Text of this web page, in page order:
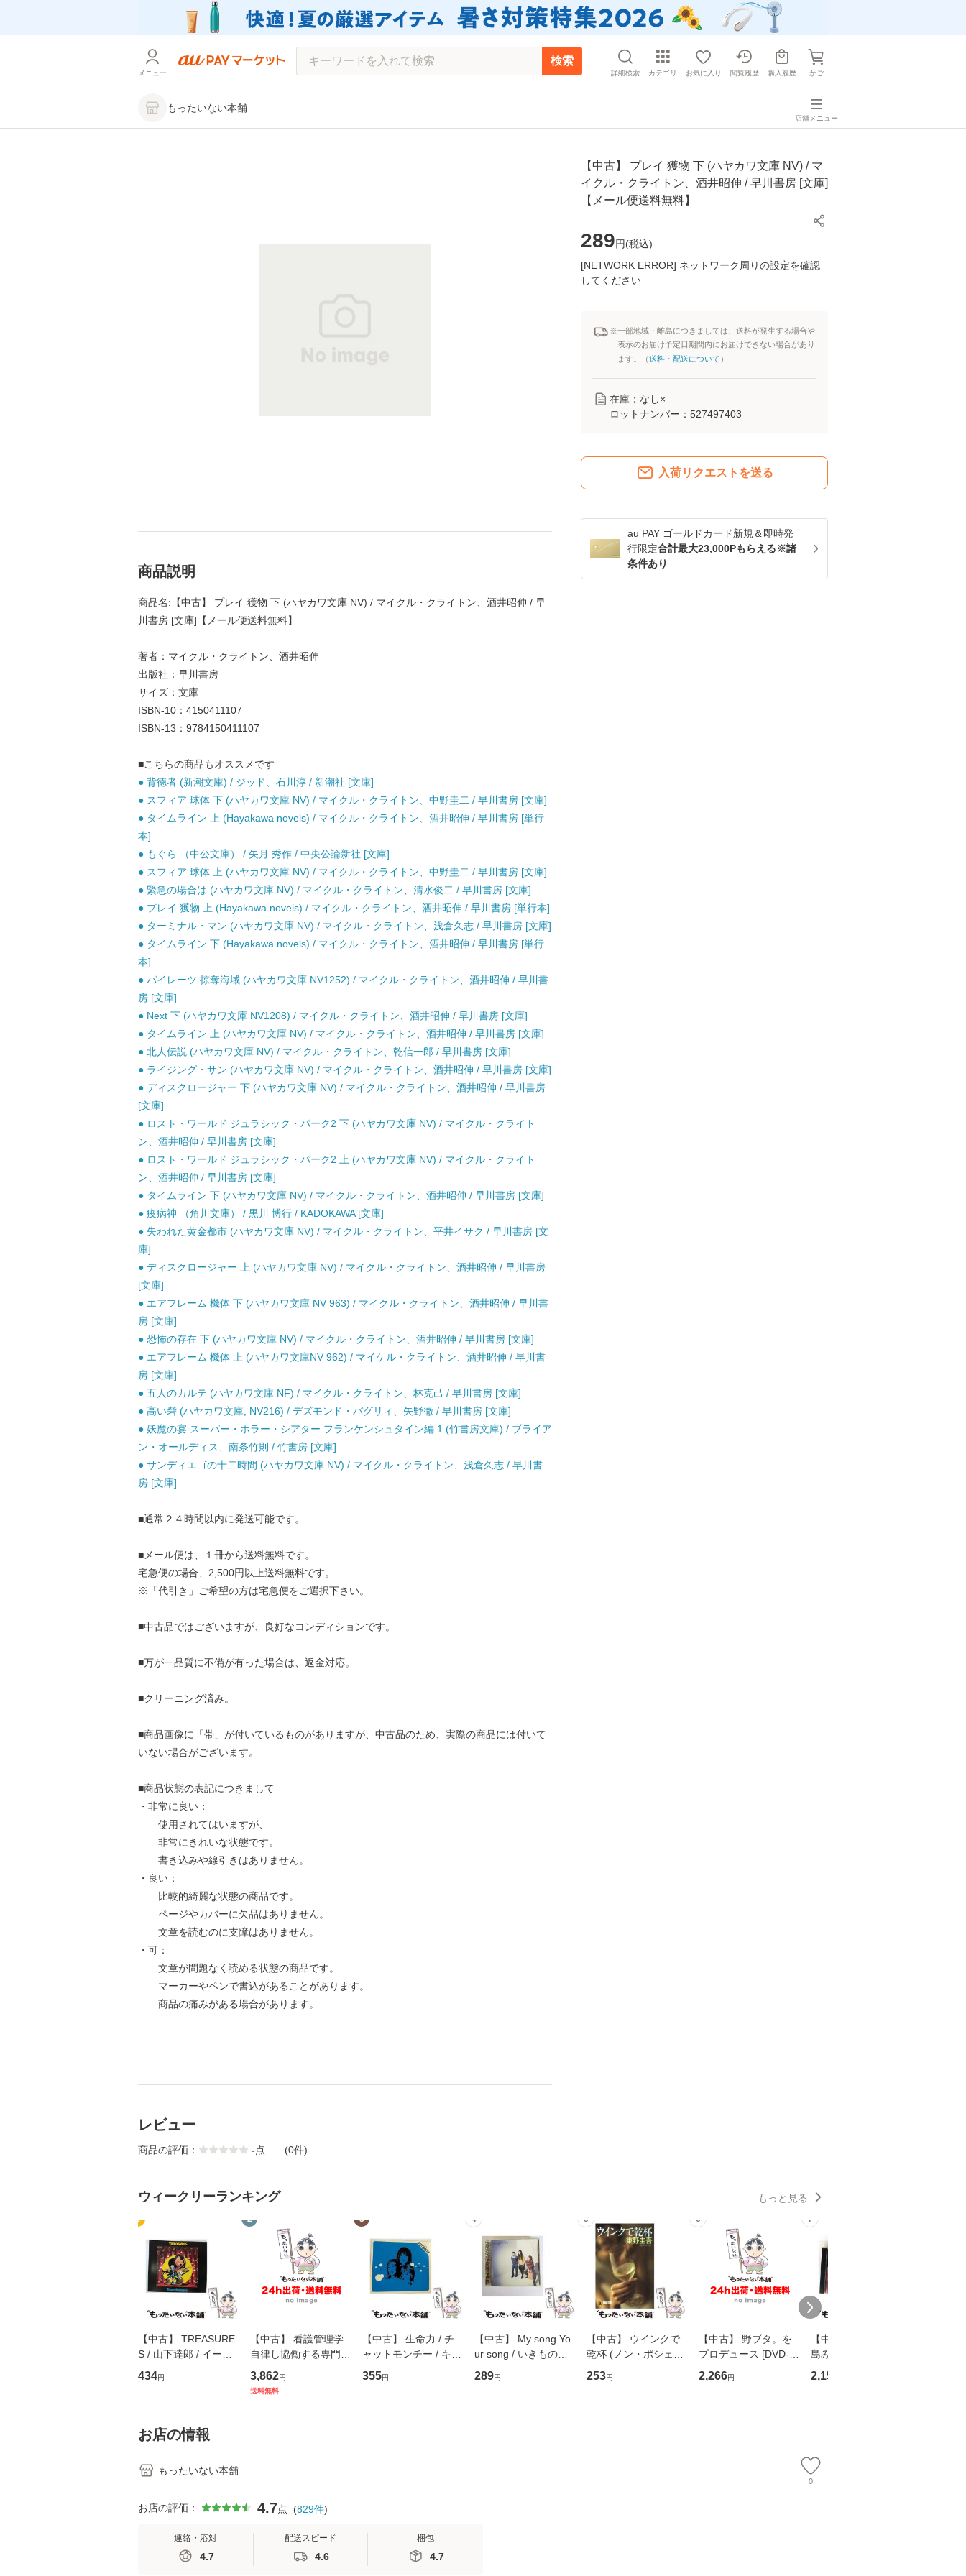
メニュー
検索
詳細検索 カテゴリ お気に入り 閲覧履歴 購入履歴 かご
もったいない本舗
店舗メニュー
【中古】 プレイ 獲物 下 (ハヤカワ文庫 NV) / マ
イクル・クライトン、酒井昭伸 / 早川書房 [文庫]
【メール便送料無料】
289円(税込)
[NETWORK ERROR] ネットワーク周りの設定を確認
してください
※一部地域・離島につきましては、送料が発生する場合や
表示のお届け予定日期間内にお届けできない場合があり
ます。（送料・配送について ）
在庫：なし×
ロットナンバー： 527497403
入荷リクエストを送る
au PAY ゴールドカード新規＆即時発
行限定合計最大23,000Pもらえる※諸
条件あり
商品説明
商品名:【中古】 プレイ 獲物 下 (ハヤカワ文庫 NV) / マイクル・クライトン、酒井昭伸 / 早
川書房 [文庫]【メール便送料無料】
著者：マイクル・クライトン、酒井昭伸
出版社：早川書房
サイズ：文庫
ISBN-10：4150411107
ISBN-13：9784150411107
■こちらの商品もオススメです
● 背徳者 (新潮文庫) / ジッド、石川淳 / 新潮社 [文庫]
● スフィア 球体 下 (ハヤカワ文庫 NV) / マイクル・クライトン、中野圭二 / 早川書房 [文庫]
● タイムライン 上 (Hayakawa novels) / マイクル・クライトン、酒井昭伸 / 早川書房 [単行
本]
● もぐら （中公文庫） / 矢月 秀作 / 中央公論新社 [文庫]
● スフィア 球体 上 (ハヤカワ文庫 NV) / マイクル・クライトン、中野圭二 / 早川書房 [文庫]
● 緊急の場合は (ハヤカワ文庫 NV) / マイクル・クライトン、清水俊二 / 早川書房 [文庫]
● プレイ 獲物 上 (Hayakawa novels) / マイクル・クライトン、酒井昭伸 / 早川書房 [単行本]
● ターミナル・マン (ハヤカワ文庫 NV) / マイクル・クライトン、浅倉久志 / 早川書房 [文庫]
● タイムライン 下 (Hayakawa novels) / マイクル・クライトン、酒井昭伸 / 早川書房 [単行
本]
● パイレーツ 掠奪海域 (ハヤカワ文庫 NV1252) / マイクル・クライトン、酒井昭伸 / 早川書
房 [文庫]
● Next 下 (ハヤカワ文庫 NV1208) / マイクル・クライトン、酒井昭伸 / 早川書房 [文庫]
● タイムライン 上 (ハヤカワ文庫 NV) / マイクル・クライトン、酒井昭伸 / 早川書房 [文庫]
● 北人伝説 (ハヤカワ文庫 NV) / マイクル・クライトン、乾信一郎 / 早川書房 [文庫]
● ライジング・サン (ハヤカワ文庫 NV) / マイクル・クライトン、酒井昭伸 / 早川書房 [文庫]
● ディスクロージャー 下 (ハヤカワ文庫 NV) / マイクル・クライトン、酒井昭伸 / 早川書房
[文庫]
● ロスト・ワールド ジュラシック・パーク2 下 (ハヤカワ文庫 NV) / マイクル・クライト
ン、酒井昭伸 / 早川書房 [文庫]
● ロスト・ワールド ジュラシック・パーク2 上 (ハヤカワ文庫 NV) / マイクル・クライト
ン、酒井昭伸 / 早川書房 [文庫]
● タイムライン 下 (ハヤカワ文庫 NV) / マイクル・クライトン、酒井昭伸 / 早川書房 [文庫]
● 疫病神 （角川文庫） / 黒川 博行 / KADOKAWA [文庫]
● 失われた黄金都市 (ハヤカワ文庫 NV) / マイクル・クライトン、平井イサク / 早川書房 [文
庫]
● ディスクロージャー 上 (ハヤカワ文庫 NV) / マイクル・クライトン、酒井昭伸 / 早川書房
[文庫]
● エアフレーム 機体 下 (ハヤカワ文庫 NV 963) / マイクル・クライトン、酒井昭伸 / 早川書
房 [文庫]
● 恐怖の存在 下 (ハヤカワ文庫 NV) / マイクル・クライトン、酒井昭伸 / 早川書房 [文庫]
● エアフレーム 機体 上 (ハヤカワ文庫NV 962) / マイケル・クライトン、酒井昭伸 / 早川書
房 [文庫]
● 五人のカルテ (ハヤカワ文庫 NF) / マイクル・クライトン、林克己 / 早川書房 [文庫]
● 高い砦 (ハヤカワ文庫, NV216) / デズモンド・バグリィ、矢野徹 / 早川書房 [文庫]
● 妖魔の宴 スーパー・ホラー・シアター フランケンシュタイン編 1 (竹書房文庫) / ブライア
ン・オールディス、南条竹則 / 竹書房 [文庫]
● サンディエゴの十二時間 (ハヤカワ文庫 NV) / マイクル・クライトン、浅倉久志 / 早川書
房 [文庫]
■通常２４時間以内に発送可能です。
■メール便は、１冊から送料無料です。
宅急便の場合、2,500円以上送料無料です。
※「代引き」ご希望の方は宅急便をご選択下さい。
■中古品ではございますが、良好なコンディションです。
■万が一品質に不備が有った場合は、返金対応。
■クリーニング済み。
■商品画像に「帯」が付いているものがありますが、中古品のため、実際の商品には付いて
いない場合がございます。
■商品状態の表記につきまして
・非常に良い：
使用されてはいますが、
非常にきれいな状態です。
書き込みや線引きはありません。
・良い：
比較的綺麗な状態の商品です。
ページやカバーに欠品はありません。
文章を読むのに支障はありません。
・可：
文章が問題なく読める状態の商品です。
マーカーやペンで書込があることがあります。
商品の痛みがある場合があります。
レビュー
商品の評価： -点 (0件)
ウィークリーランキング もっと見る
1
【中古】 TREASURE
S / 山下達郎 / イース
トウエスト・ジャパン
[CD]【メール便送料無
434円
2
【中古】 看護管理学
自律し協働する専門職
の看護マネジメントス
キル 改訂第3版 (看護
3,862円
送料無料
3
【中古】 生命力 / チ
ャットモンチー / キュ
ーンレコード [CD]
【メール便送料無料】
355円
4
【中古】 My song Yo
ur song / いきものが
かり / [CD]【メール便
送料無料】
289円
5
【中古】 ウインクで
乾杯 (ノン・ポシェッ
ト) / 東野圭吾 / 祥伝
社 [文庫]【メール便送
253円
6
【中古】 野ブタ。を
プロデュース [DVD-B
OX] / バップ [DVD]
【メール便送料無料】
2,266円
7
【中古】 寒水魚 / 中
島みゆき / [CD]【メー
ル便送料無料】
2,150
お店の情報
もったいない本舗
0
お店の評価： 4.7点 (829件)
連絡・応対
4.7
配送スピード
4.6
梱包
4.7